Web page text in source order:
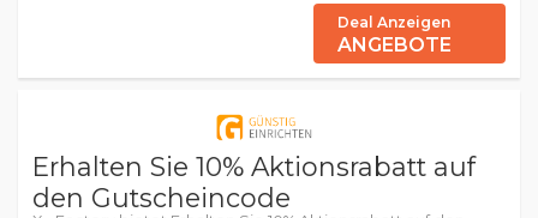
Deal Anzeigen
ANGEBOTE
Erhalten Sie 10% Aktionsrabatt auf
den Gutscheincode